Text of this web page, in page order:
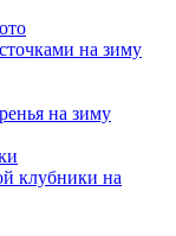
на зиму
на зиму
клубники на